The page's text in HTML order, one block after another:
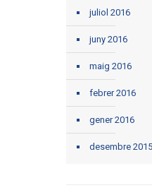
juliol 2016
juny 2016
maig 2016
febrer 2016
gener 2016
desembre 2015